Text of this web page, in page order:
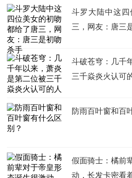
斗罗大陆中这
三，网友：唐三
斗破苍穹：几千
三千焱炎火认可
防雨百叶窗和百
假面骑士：橘前
动，长发卡密看